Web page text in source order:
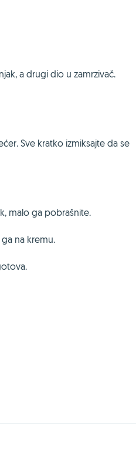
a drugi dio u zamrzivač.
Sve kratko izmiksajte da se
malo ga pobrašnite.
na kremu.